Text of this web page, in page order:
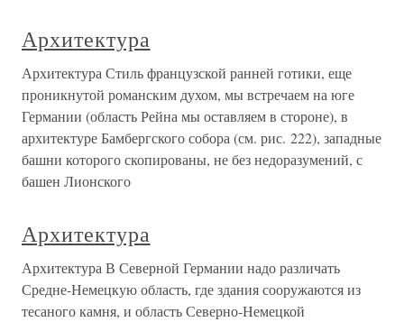
Архитектура
Архитектура Стиль французской ранней готики, еще
проникнутой романским духом, мы встречаем на юге
Германии (область Рейна мы оставляем в стороне), в
архитектуре Бамбергского собора (см. рис. 222), западные
башни которого скопированы, не без недоразумений, с
башен Лионского
Архитектура
Архитектура В Северной Германии надо различать
Средне-Немецкую область, где здания сооружаются из
тесаного камня, и область Северно-Немецкой